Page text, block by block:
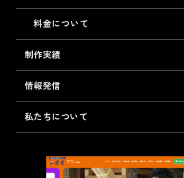
料金について
制作実績
情報発信
私たちについて